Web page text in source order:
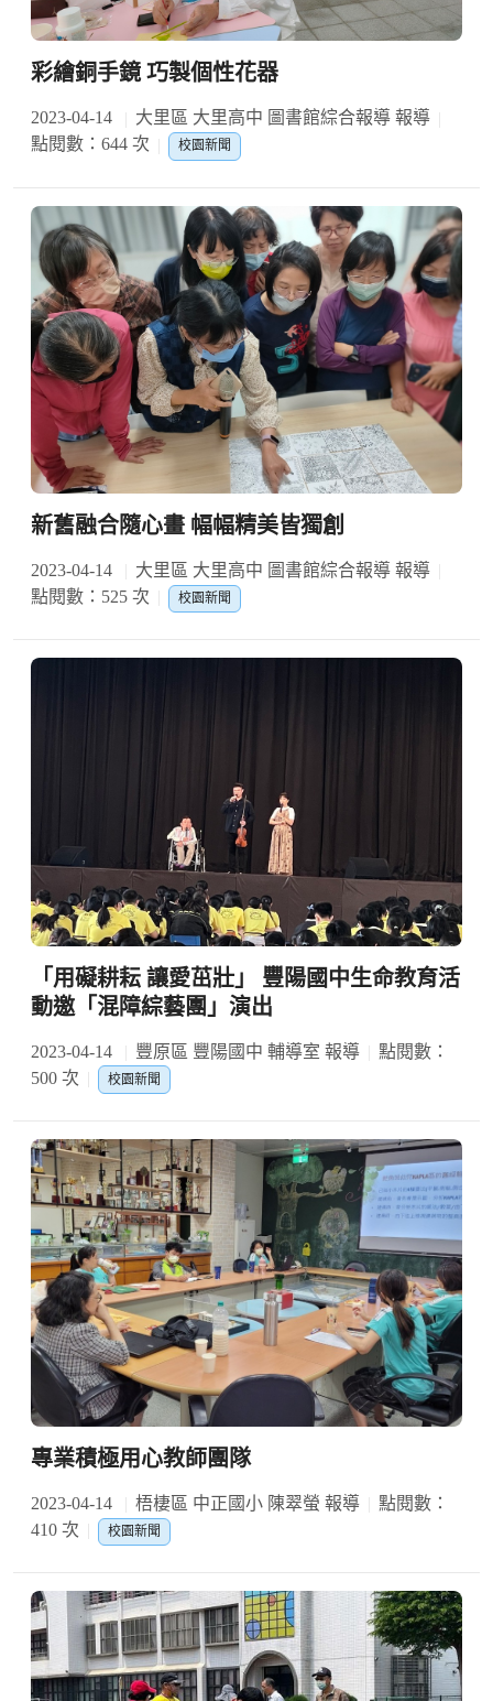
彩繪銅手鏡 巧製個性花器
2023-04-14
大里區 大里高中 圖書館綜合報導 報導
點閱數：644 次
校園新聞
新舊融合隨心畫 幅幅精美皆獨創
2023-04-14
大里區 大里高中 圖書館綜合報導 報導
點閱數：525 次
校園新聞
「用礙耕耘 讓愛茁壯」 豐陽國中生命教育活
動邀「混障綜藝團」演出
2023-04-14 豐原區 豐陽國中 輔導室 報導
點閱數：
500 次
校園新聞
專業積極用心教師團隊
2023-04-14 梧棲區 中正國小 陳翠螢 報導
點閱數：
410 次
校園新聞